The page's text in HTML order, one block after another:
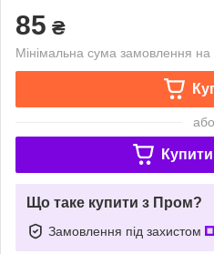
85 ₴
Мінімальна сума замовлення
або
Що таке купити з Пром?
Замовлення під захистом